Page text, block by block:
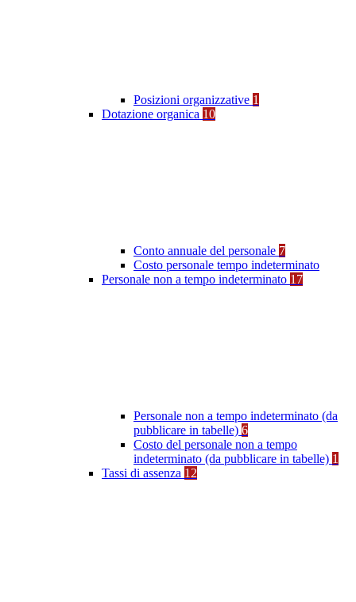
Posizioni organizzative 1
Dotazione organica 10
Conto annuale del personale 7
Costo personale tempo indeterminato
Personale non a tempo indeterminato 17
Personale non a tempo indeterminato (da
pubblicare in tabelle) 6
Costo del personale non a tempo
indeterminato (da pubblicare in tabelle) 1
Tassi di assenza 12